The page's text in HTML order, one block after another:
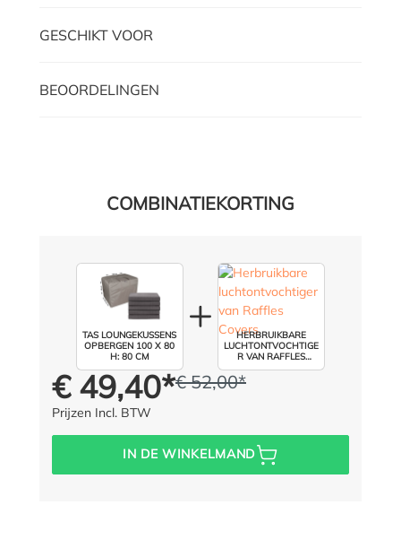
GESCHIKT VOOR
BEOORDELINGEN
COMBINATIEKORTING
TAS LOUNGEKUSSENS
OPBERGEN 100 X 80
H: 80 CM
HERBRUIKBARE
LUCHTONTVOCHTIGE
R VAN RAFFLES
COVERS
In plaats van:
€ 52,00*(5% opgeslagen)
Prijs voor iedereen:
€ 49,40*
Prijzen Incl. BTW
IN DE WINKELMAND